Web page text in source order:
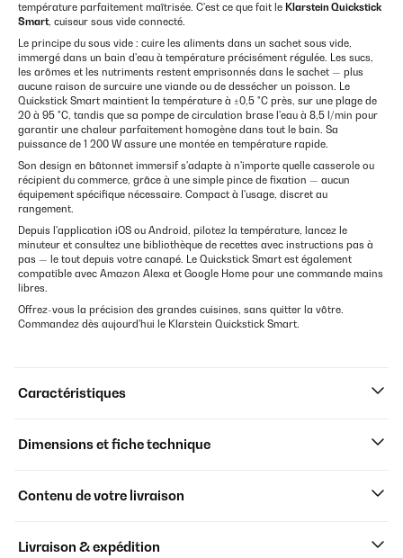
température parfaitement maîtrisée. C'est ce que fait le Klarstein Quickstick
Smart, cuiseur sous vide connecté.
Le principe du sous vide : cuire les aliments dans un sachet sous vide,
immergé dans un bain d'eau à température précisément régulée. Les sucs,
les arômes et les nutriments restent emprisonnés dans le sachet — plus
aucune raison de surcuire une viande ou de dessécher un poisson. Le
Quickstick Smart maintient la température à ±0,5 °C près, sur une plage de
20 à 95 °C, tandis que sa pompe de circulation brase l'eau à 8,5 l/min pour
garantir une chaleur parfaitement homogène dans tout le bain. Sa
puissance de 1 200 W assure une montée en température rapide.
Son design en bâtonnet immersif s'adapte à n'importe quelle casserole ou
récipient du commerce, grâce à une simple pince de fixation — aucun
équipement spécifique nécessaire. Compact à l'usage, discret au
rangement.
Depuis l'application iOS ou Android, pilotez la température, lancez le
minuteur et consultez une bibliothèque de recettes avec instructions pas à
pas — le tout depuis votre canapé. Le Quickstick Smart est également
compatible avec Amazon Alexa et Google Home pour une commande mains
libres.
Offrez-vous la précision des grandes cuisines, sans quitter la vôtre.
Commandez dès aujourd'hui le Klarstein Quickstick Smart.
Caractéristiques
Dimensions et fiche technique
Contenu de votre livraison
Livraison & expédition